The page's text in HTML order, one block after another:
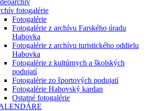
fotogalérie
Fotogalérie
Fotogalérie z archívu Farského úradu
Habovka
Fotogalérie z archívu turistického oddielu
Habovka
Fotogalérie z kultúrnych a školských
podujatí
Fotogalérie zo športových podujatí
Fotogalérie Habovský kardan
Ostatné fotogalérie